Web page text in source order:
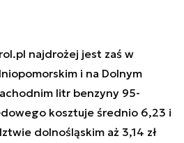
najdrożej jest zaś w
i na Dolnym
litr benzyny 95-
kosztuje średnio 6,23 i
dolnośląskim aż 3,14 zł